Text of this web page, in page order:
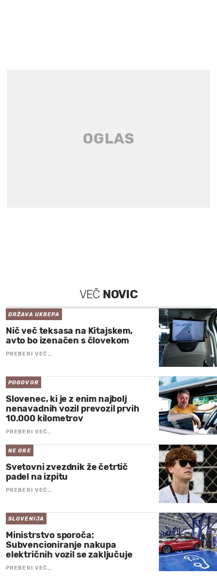
VEČ NOVIC
DRŽAVA UKREPA
Nič več teksasa na Kitajskem,
avto bo izenačen s človekom
PREBERI VEČ…
POGOVOR
Slovenec, ki je z enim najbolj
nenavadnih vozil prevozil prvih
10.000 kilometrov
PREBERI VEČ…
NE GRE
Svetovni zvezdnik že četrtič
padel na izpitu
PREBERI VEČ…
SLOVENIJA
Ministrstvo sporoča:
Subvencioniranje nakupa
električnih vozil se zaključuje
PREBERI VEČ…